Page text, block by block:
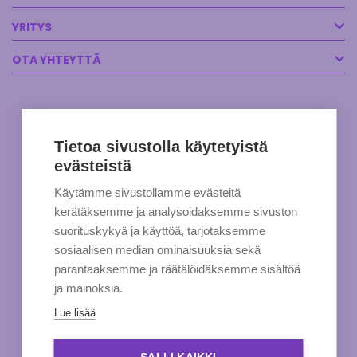
YRITYS
OTA YHTEYTTÄ
Tietoa sivustolla käytetyistä
evästeistä
Käytämme sivustollamme evästeitä
kerätäksemme ja analysoidaksemme sivuston
suorituskykyä ja käyttöä, tarjotaksemme
sosiaalisen median ominaisuuksia sekä
parantaaksemme ja räätälöidäksemme sisältöä
ja mainoksia.
Lue lisää